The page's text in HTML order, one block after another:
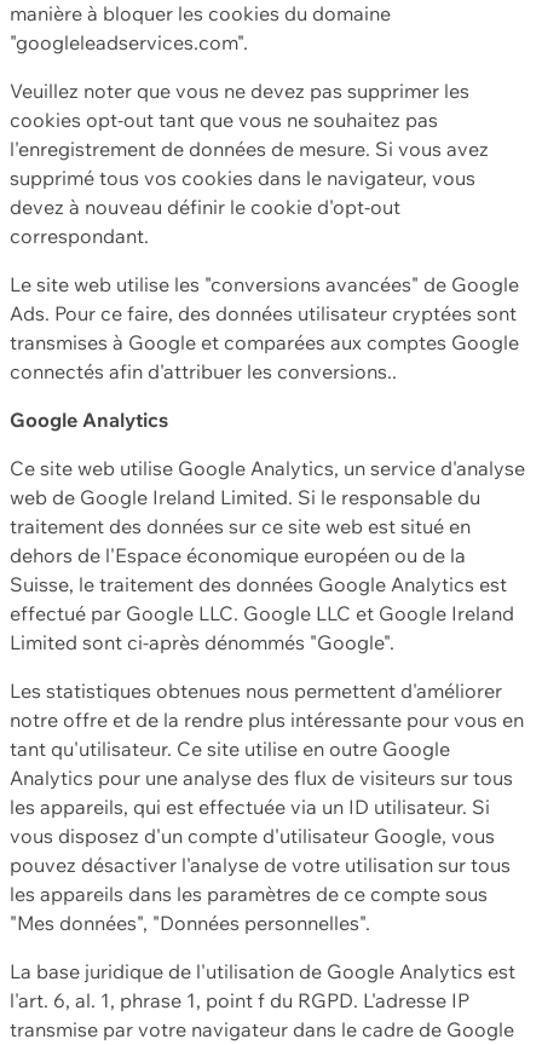
manière à bloquer les cookies du domaine
"googleleadservices.com".
Veuillez noter que vous ne devez pas supprimer les
cookies opt-out tant que vous ne souhaitez pas
l'enregistrement de données de mesure. Si vous avez
supprimé tous vos cookies dans le navigateur, vous
devez à nouveau définir le cookie d'opt-out
correspondant.
Le site web utilise les "conversions avancées" de Google
Ads. Pour ce faire, des données utilisateur cryptées sont
transmises à Google et comparées aux comptes Google
connectés afin d'attribuer les conversions..
Google Analytics
Ce site web utilise Google Analytics, un service d'analyse
web de Google Ireland Limited. Si le responsable du
traitement des données sur ce site web est situé en
dehors de l'Espace économique européen ou de la
Suisse, le traitement des données Google Analytics est
effectué par Google LLC. Google LLC et Google Ireland
Limited sont ci-après dénommés "Google".
Les statistiques obtenues nous permettent d'améliorer
notre offre et de la rendre plus intéressante pour vous en
tant qu'utilisateur. Ce site utilise en outre Google
Analytics pour une analyse des flux de visiteurs sur tous
les appareils, qui est effectuée via un ID utilisateur. Si
vous disposez d'un compte d'utilisateur Google, vous
pouvez désactiver l'analyse de votre utilisation sur tous
les appareils dans les paramètres de ce compte sous
"Mes données", "Données personnelles".
La base juridique de l'utilisation de Google Analytics est
l'art. 6, al. 1, phrase 1, point f du RGPD. L'adresse IP
transmise par votre navigateur dans le cadre de Google